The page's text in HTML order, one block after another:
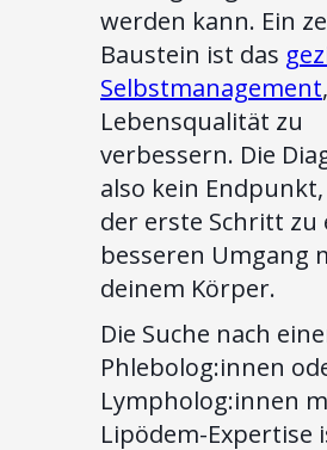
werden kann. Ein
Baustein ist das
Selbstmanagement
Lebensqualität zu
verbessern. Die
also kein
der erste Schritt zu
besseren Umgang
deinem Körper.
Die Suche nach
Phlebolog:innen
Lympholog:innen
Lipödem-Expertise